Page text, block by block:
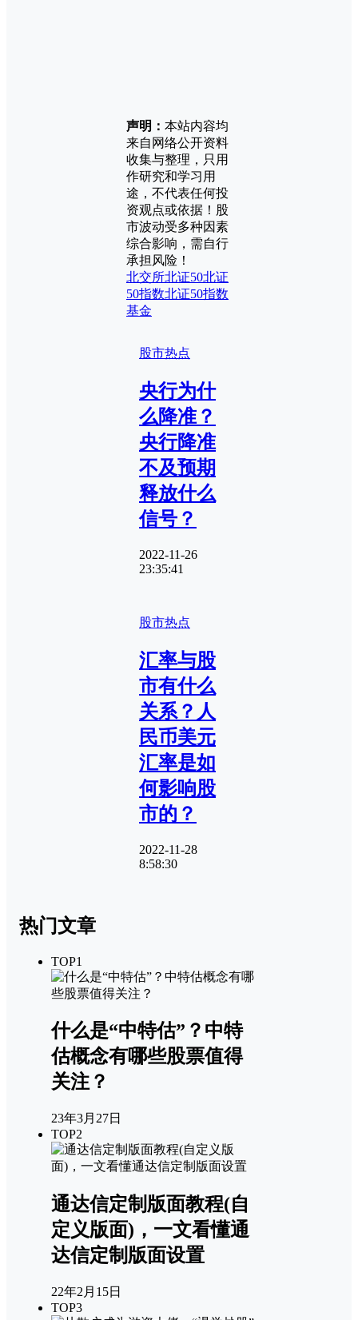
声明： 本站内容均
来自网络公开资料
收集与整理，只用
作研究和学习用
途，不代表任何投
资观点或依据！股
市波动受多种因素
综合影响，需自行
承担风险！
北交所北证50北证
50指数北证50指数
基金
股市热点
央行为什
么降准？
央行降准
不及预期
释放什么
信号？
2022-11-26
23:35:41
股市热点
汇率与股
市有什么
关系？人
民币美元
汇率是如
何影响股
市的？
2022-11-28
8:58:30
热门文章
TOP1
什么是“中特估”？中特
估概念有哪些股票值得
关注？
23年3月27日
TOP2
通达信定制版面教程(自
定义版面)，一文看懂通
达信定制版面设置
22年2月15日
TOP3